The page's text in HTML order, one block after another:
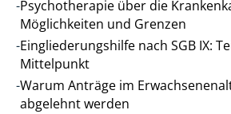
-Psychotherapie über die
Möglichkeiten und Grenzen
-Eingliederungshilfe nach SGB IX:
Mittelpunkt
-Warum Anträge im
abgelehnt werden